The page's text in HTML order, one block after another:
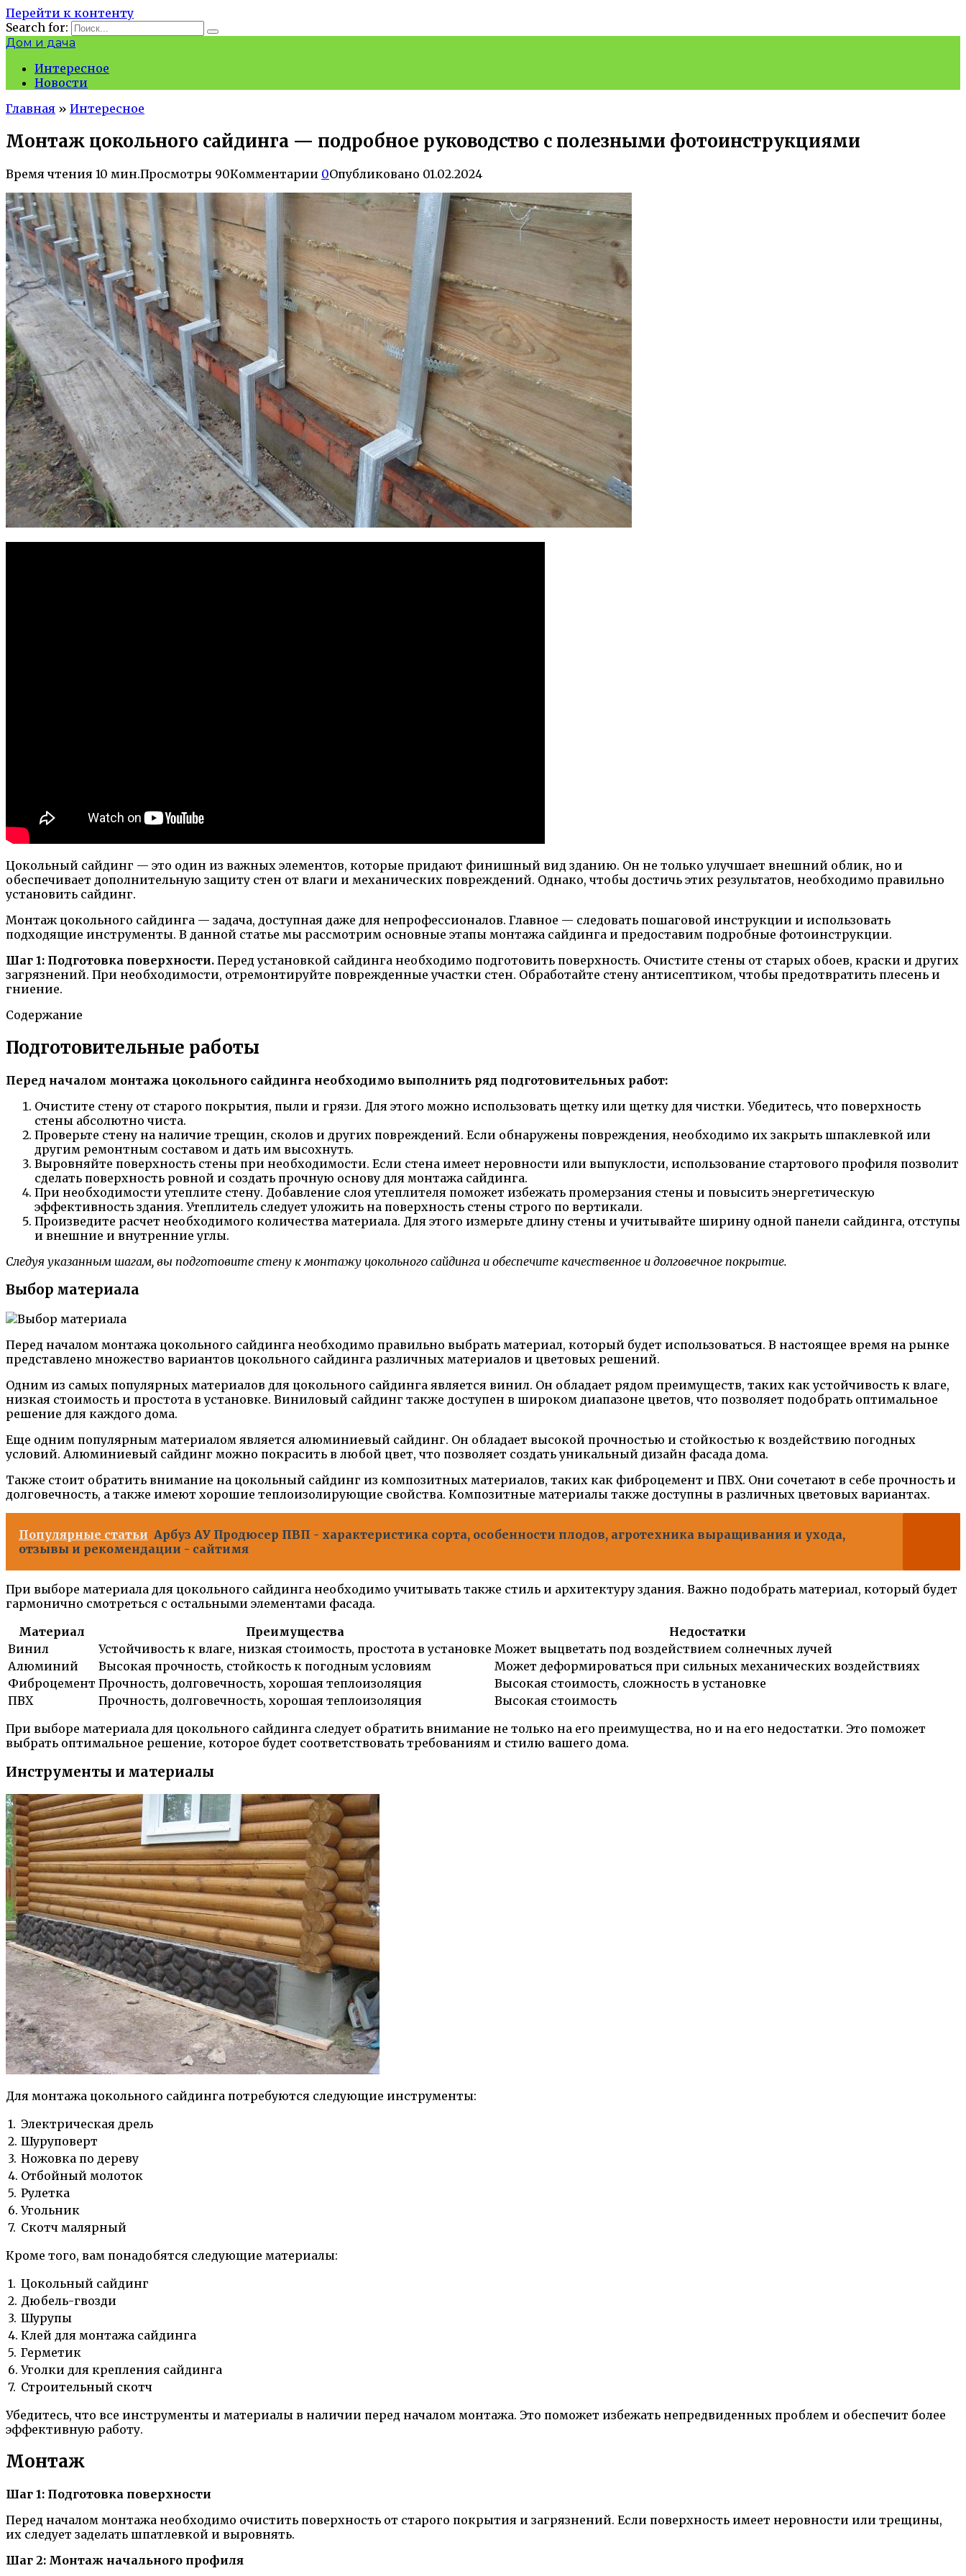
Перейти к контенту
Search for:
Дом и дача
Интересное
Новости
Главная » Интересное
Монтаж цокольного сайдинга — подробное руководство с полезными фотоинструкциями
Время чтения 10 мин.Просмотры 90Комментарии 0Опубликовано 01.02.2024
Цокольный сайдинг — это один из важных элементов, которые придают финишный вид зданию. Он не только улучшает внешний облик, но и
обеспечивает дополнительную защиту стен от влаги и механических повреждений. Однако, чтобы достичь этих результатов, необходимо правильно
установить сайдинг.
Монтаж цокольного сайдинга — задача, доступная даже для непрофессионалов. Главное — следовать пошаговой инструкции и использовать
подходящие инструменты. В данной статье мы рассмотрим основные этапы монтажа сайдинга и предоставим подробные фотоинструкции.
Шаг 1: Подготовка поверхности. Перед установкой сайдинга необходимо подготовить поверхность. Очистите стены от старых обоев, краски и других
загрязнений. При необходимости, отремонтируйте поврежденные участки стен. Обработайте стену антисептиком, чтобы предотвратить плесень и
гниение.
Содержание
Подготовительные работы
Перед началом монтажа цокольного сайдинга необходимо выполнить ряд подготовительных работ:
Очистите стену от старого покрытия, пыли и грязи. Для этого можно использовать щетку или щетку для чистки. Убедитесь, что поверхность
стены абсолютно чиста.
Проверьте стену на наличие трещин, сколов и других повреждений. Если обнаружены повреждения, необходимо их закрыть шпаклевкой или
другим ремонтным составом и дать им высохнуть.
Выровняйте поверхность стены при необходимости. Если стена имеет неровности или выпуклости, использование стартового профиля позволит
сделать поверхность ровной и создать прочную основу для монтажа сайдинга.
При необходимости утеплите стену. Добавление слоя утеплителя поможет избежать промерзания стены и повысить энергетическую
эффективность здания. Утеплитель следует уложить на поверхность стены строго по вертикали.
Произведите расчет необходимого количества материала. Для этого измерьте длину стены и учитывайте ширину одной панели сайдинга, отступы
и внешние и внутренние углы.
Следуя указанным шагам, вы подготовите стену к монтажу цокольного сайдинга и обеспечите качественное и долговечное покрытие.
Выбор материала
Перед началом монтажа цокольного сайдинга необходимо правильно выбрать материал, который будет использоваться. В настоящее время на рынке
представлено множество вариантов цокольного сайдинга различных материалов и цветовых решений.
Одним из самых популярных материалов для цокольного сайдинга является винил. Он обладает рядом преимуществ, таких как устойчивость к влаге,
низкая стоимость и простота в установке. Виниловый сайдинг также доступен в широком диапазоне цветов, что позволяет подобрать оптимальное
решение для каждого дома.
Еще одним популярным материалом является алюминиевый сайдинг. Он обладает высокой прочностью и стойкостью к воздействию погодных
условий. Алюминиевый сайдинг можно покрасить в любой цвет, что позволяет создать уникальный дизайн фасада дома.
Также стоит обратить внимание на цокольный сайдинг из композитных материалов, таких как фиброцемент и ПВХ. Они сочетают в себе прочность и
долговечность, а также имеют хорошие теплоизолирующие свойства. Композитные материалы также доступны в различных цветовых вариантах.
Популярные статьи Арбуз АУ Продюсер ПВП - характеристика сорта, особенности плодов, агротехника выращивания и ухода,
отзывы и рекомендации - сайтимя
При выборе материала для цокольного сайдинга необходимо учитывать также стиль и архитектуру здания. Важно подобрать материал, который будет
гармонично смотреться с остальными элементами фасада.
Материал
Преимущества
Недостатки
Винил
Устойчивость к влаге, низкая стоимость, простота в установке Может выцветать под воздействием солнечных лучей
Алюминий
Высокая прочность, стойкость к погодным условиям
Может деформироваться при сильных механических воздействиях
Фиброцемент Прочность, долговечность, хорошая теплоизоляция
Высокая стоимость, сложность в установке
ПВХ
Прочность, долговечность, хорошая теплоизоляция
Высокая стоимость
При выборе материала для цокольного сайдинга следует обратить внимание не только на его преимущества, но и на его недостатки. Это поможет
выбрать оптимальное решение, которое будет соответствовать требованиям и стилю вашего дома.
Инструменты и материалы
Для монтажа цокольного сайдинга потребуются следующие инструменты:
1. Электрическая дрель
2. Шуруповерт
3. Ножовка по дереву
4. Отбойный молоток
5. Рулетка
6. Угольник
7. Скотч малярный
Кроме того, вам понадобятся следующие материалы:
1. Цокольный сайдинг
2. Дюбель-гвозди
3. Шурупы
4. Клей для монтажа сайдинга
5. Герметик
6. Уголки для крепления сайдинга
7. Строительный скотч
Убедитесь, что все инструменты и материалы в наличии перед началом монтажа. Это поможет избежать непредвиденных проблем и обеспечит более
эффективную работу.
Монтаж
Шаг 1: Подготовка поверхности
Перед началом монтажа необходимо очистить поверхность от старого покрытия и загрязнений. Если поверхность имеет неровности или трещины,
их следует заделать шпатлевкой и выровнять.
Шаг 2: Монтаж начального профиля